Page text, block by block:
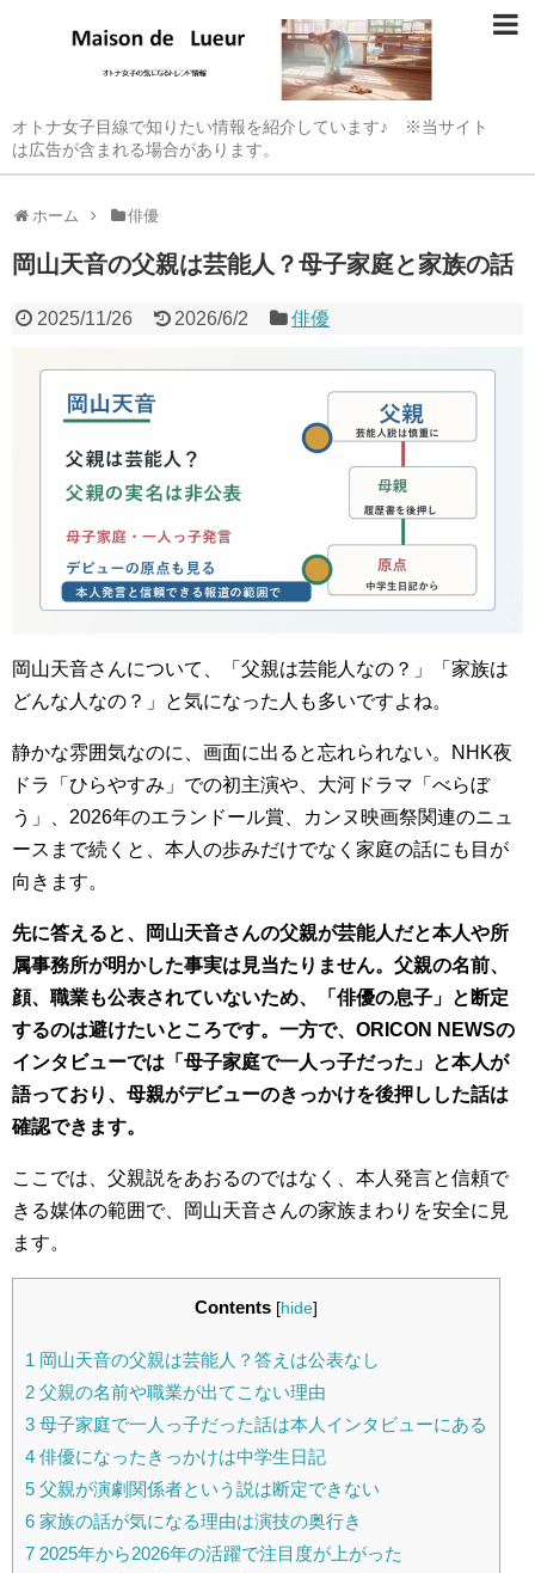
オトナ女子目線で知りたい情報を紹介しています♪ ※当サイト
は広告が含まれる場合があります。
ホーム 俳優
岡山天音の父親は芸能人？母子家庭と家族の話
2025/11/26 2026/6/2 俳優
岡山天音さんについて、「父親は芸能人なの？」「家族は
どんな人なの？」と気になった人も多いですよね。
静かな雰囲気なのに、画面に出ると忘れられない。NHK夜
ドラ「ひらやすみ」での初主演や、大河ドラマ「べらぼ
う」、2026年のエランドール賞、カンヌ映画祭関連のニュ
ースまで続くと、本人の歩みだけでなく家庭の話にも目が
向きます。
先に答えると、岡山天音さんの父親が芸能人だと本人や所
属事務所が明かした事実は見当たりません。父親の名前、
顔、職業も公表されていないため、「俳優の息子」と断定
するのは避けたいところです。一方で、ORICON NEWSの
インタビューでは「母子家庭で一人っ子だった」と本人が
語っており、母親がデビューのきっかけを後押しした話は
確認できます。
ここでは、父親説をあおるのではなく、本人発言と信頼で
きる媒体の範囲で、岡山天音さんの家族まわりを安全に見
ます。
Contents [hide]
1 岡山天音の父親は芸能人？答えは公表なし
2 父親の名前や職業が出てこない理由
3 母子家庭で一人っ子だった話は本人インタビューにある
4 俳優になったきっかけは中学生日記
5 父親が演劇関係者という説は断定できない
6 家族の話が気になる理由は演技の奥行き
7 2025年から2026年の活躍で注目度が上がった